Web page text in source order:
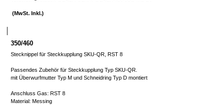
(MwSt. Inkl.)
350/460
Stecknippel für Steckkupplung SKU-QR, RST 8
Passendes Zubehör für Steckkupplung Typ SKU-QR.
mit Überwurfmutter Typ M und Schneidring Typ D montiert
Anschluss Gas: RST 8
Material: Messing